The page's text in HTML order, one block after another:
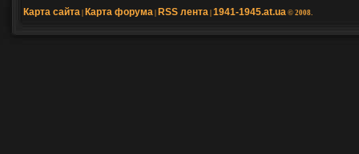
Карта сайта Карта форума RSS лента 1941-1945.at.ua © 2008.